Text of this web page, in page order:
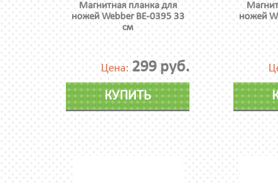
Магнитная планка для
ножей Webber BE-0395 33
см
Цена: 299 руб.
КУПИТЬ
ножей